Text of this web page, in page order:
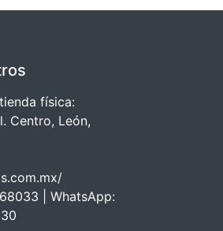
física:
Centro, León,
| WhatsApp: